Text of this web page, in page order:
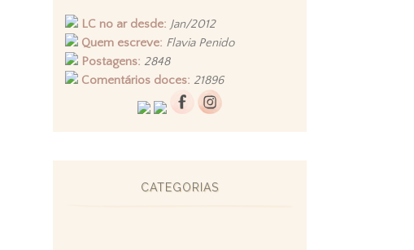
LC no ar desde: Jan/2012
Quem escreve: Flavia Penido
Postagens: 2848
Comentários doces: 21896
CATEGORIAS